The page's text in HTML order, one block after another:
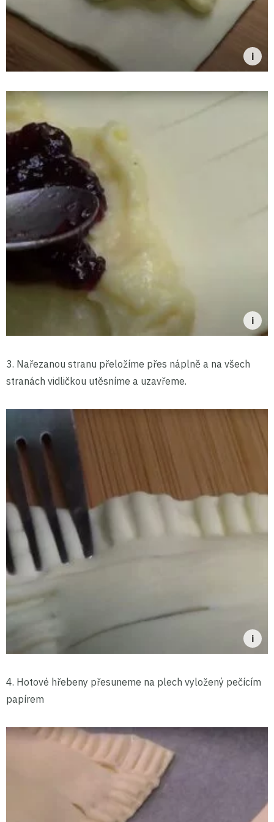
3. Nařezanou stranu přeložíme přes náplně a na všech
stranách vidličkou utěsníme a uzavřeme.
4. Hotové hřebeny přesuneme na plech vyložený pečícím
papírem